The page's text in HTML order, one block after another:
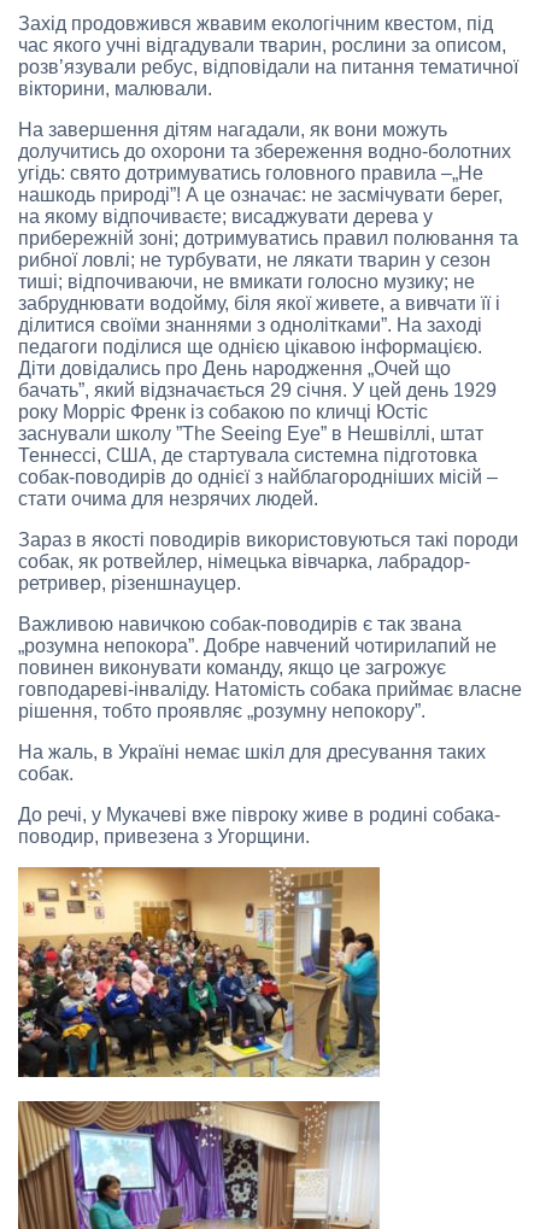
Захід продовжився жвавим екологічним квестом, під
час якого учні відгадували тварин, рослини за описом,
розв’язували ребус, відповідали на питання тематичної
вікторини, малювали.
На завершення дітям нагадали, як вони можуть
долучитись до охорони та збереження водно-болотних
угідь: свято дотримуватись головного правила –„Не
нашкодь природі”! А це означає: не засмічувати берег,
на якому відпочиваєте; висаджувати дерева у
прибережній зоні; дотримуватись правил полювання та
рибної ловлі; не турбувати, не лякати тварин у сезон
тиші; відпочиваючи, не вмикати голосно музику; не
забруднювати водойму, біля якої живете, а вивчати її і
ділитися своїми знаннями з однолітками”. На заході
педагоги поділися ще однією цікавою інформацією.
Діти довідались про День народження „Очей що
бачать”, який відзначається 29 січня. У цей день 1929
року Морріс Френк із собакою по кличці Юстіс
заснували школу ”The Seeing Eye” в Нешвіллі, штат
Теннессі, США, де стартувала системна підготовка
собак-поводирів до однієї з найблагородніших місій –
стати очима для незрячих людей.
Зараз в якості поводирів використовуються такі породи
собак, як ротвейлер, німецька вівчарка, лабрадор-
ретривер, різеншнауцер.
Важливою навичкою собак-поводирів є так звана
„розумна непокора”. Добре навчений чотирилапий не
повинен виконувати команду, якщо це загрожує
говподареві-інваліду. Натомість собака приймає власне
рішення, тобто проявляє „розумну непокору”.
На жаль, в Україні немає шкіл для дресування таких
собак.
До речі, у Мукачеві вже півроку живе в родині собака-
поводир, привезена з Угорщини.